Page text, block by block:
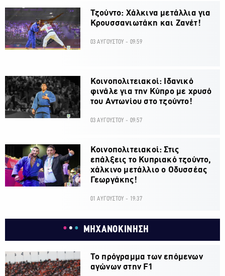
Τζούντο: Χάλκινα μετάλλια για
Κρουσσανιωτάκη και Ζανέτ!
03 ΑΥΓΟΥΣΤΟΥ - 09:59
Κοινοπολιτειακοί: Ιδανικό
φινάλε για την Κύπρο με χρυσό
του Αντωνίου στο τζούντο!
03 ΑΥΓΟΥΣΤΟΥ - 09:57
Κοινοπολιτειακοί: Στις
επάλξεις το Κυπριακό τζούντο,
χάλκινο μετάλλιο ο Οδυσσέας
Γεωργάκης!
01 ΑΥΓΟΥΣΤΟΥ - 19:37
ΜΗΧΑΝΟΚΙΝΗΣΗ
Το πρόγραμμα των επόμενων
αγώνων στην F1